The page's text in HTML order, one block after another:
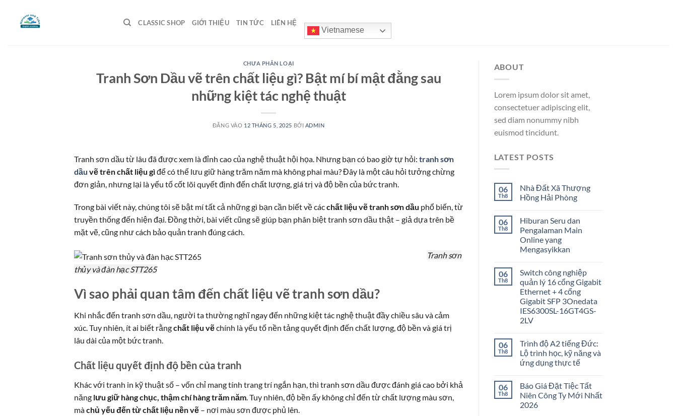
CLASSIC SHOP GIỚI THIỆU TIN TỨC LIÊN HỆ
Vietnamese
CHƯA PHÂN LOẠI
Tranh Sơn Dầu vẽ trên chất liệu gì? Bật mí bí mật đằng sau
những kiệt tác nghệ thuật
ĐĂNG VÀO 12 THÁNG 5, 2025 BỞI ADMIN
Tranh sơn dầu từ lâu đã được xem là đỉnh cao của nghệ thuật hội họa. Nhưng bạn có bao giờ tự hỏi: tranh sơn
dầu vẽ trên chất liệu gìđể có thể lưu giữ hàng trăm năm mà không phai màu? Đây là một câu hỏi tưởng chừng
đơn giản, nhưng lại là yếu tố cốt lõi quyết định đến chất lượng, giá trị và độ bền của bức tranh.
Trong bài viết này, chúng tôi sẽ bật mí tất cả những gì bạn cần biết về cácchất liệu vẽ tranh sơn dầu phổ biến, từ
truyền thống đến hiện đại. Đồng thời, bài viết cũng sẽ giúp bạn phân biệt tranh sơn dầu thật – giả dựa trên bề
mặt vẽ, cũng như cách bảo quản tranh đúng cách.
Tranh sơn
thủy và đàn hạc STT265
Vì sao phải quan tâm đến chất liệu vẽ tranh sơn dầu?
Khi nhắc đến tranh sơn dầu, người ta thường nghĩ ngay đến những kiệt tác nghệ thuật đầy chiều sâu và cảm
xúc. Tuy nhiên, ít ai biết rằngchất liệu vẽchính là yếu tố nền tảng quyết định đến chất lượng, độ bền và giá trị
lâu dài của một bức tranh.
Chất liệu quyết định độ bền của tranh
Khác với tranh in kỹ thuật số – vốn chỉ mang tính trang trí ngắn hạn, thì tranh sơn dầu được đánh giá cao bởi khả
năng lưu giữ hàng chục, thậm chí hàng trăm năm. Tuy nhiên, độ bền ấy không chỉ đến từ chất lượng màu sơn,
màchủ yếu đến từ chất liệu nền vẽ – nơi màu sơn được phủ lên.
ABOUT
Lorem ipsum dolor sit amet,
consectetuer adipiscing elit,
sed diam nonummy nibh
euismod tincidunt.
LATEST POSTS
06
Th8
Nhà Đất Xã Thượng
Hồng Hải Phòng
06
Th8
Hiburan Seru dan
Pengalaman Main
Online yang
Mengasyikkan
06
Th8
Switch công nghiệp
quản lý 16 cổng Gigabit
Ethernet + 4 cổng
Gigabit SFP 3Onedata
IES6300SL-16GT4GS-
2LV
06
Th8
Trình độ A2 tiếng Đức:
Lộ trình học, kỹ năng và
ứng dụng thực tế
06
Th8
Báo Giá Đặt Tiệc Tất
Niên Công Ty Mới Nhất
2026